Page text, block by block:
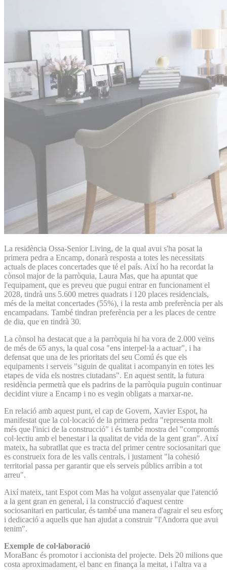
La residència Ossa-Senior Living, de la qual avui s'ha posat la
primera pedra a Encamp, donarà resposta a totes les necessitats
actuals de places concertades que té el país. Així ho ha recordat la
cònsol major de la parròquia, Laura Mas, que ha apuntat que
l'equipament, que es preveu que pugui entrar en funcionament el
2028, tindrà uns 5.600 metres quadrats i 120 places residencials,
més de la meitat concertades (55%), i la resta amb preferència per als
encampadans. També tindran preferència per a les places de centre
de dia, que en tindrà 30.
La cònsol ha destacat que a la parròquia hi ha vora de 2.000 veïns
de més de 65 anys, la qual cosa "ens interpel·la a actuar", i ha
defensat que una de les prioritats del seu Comú és que els
equipaments i serveis "siguin de qualitat i acompanyin en totes les
etapes de vida els nostres ciutadans". En aquest sentit, la futura
residència permetrà que els padrins de la parròquia puguin continuar
decidint viure a Encamp i no es vegin obligats a marxar-ne.
En relació amb aquest punt, el cap de Govern, Xavier Espot, ha
manifestat que la col·locació de la primera pedra "representa molt
més que l'inici de la construcció" i és també mostra del "compromís
col·lectiu amb el benestar i la qualitat de vida de la gent gran". Així
mateix, ha subratllat que es tracta del primer centre sociosanitari que
es construeix fora de les valls centrals, i justament "la cohesió
territorial passa per garantir que els serveis públics arribin a tot
arreu".
Així mateix, tant Espot com Mas ha volgut assenyalar que l'atenció
a la gent gran en general, i la construcció d'aquest centre
sociosanitari en particular, és també una manera d'agrair el seu esforç
i dedicació a aquells que han ajudat a construir "l'Andorra que avui
tenim".
Exemple de col·laboració
MoraBanc és promotor i accionista del projecte. Dels 20 milions que
costa aproximadament, el banc en finança la meitat, i l'altra va a